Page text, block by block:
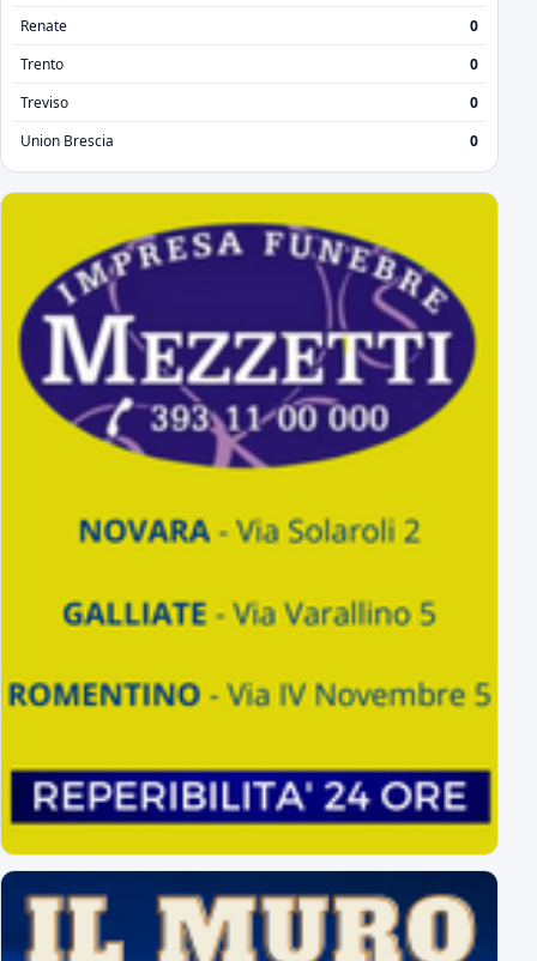
Renate
0
Trento
0
Treviso
0
Union Brescia
0